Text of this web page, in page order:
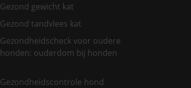
Gezond gewicht kat
Gezond tandvlees kat
Gezondheidscheck voor oudere
honden: ouderdom bij honden
Gezondheidscontrole hond